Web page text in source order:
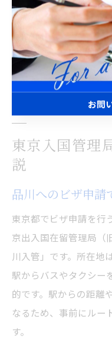
また、東京都には無料
も整備されているため
でも安心して利用でき
窓口を活用し、確実に
トです。
東京入国管理
説
品川へのビザ申請
東京都でビザ申請を行
京出入国在留管理局（
川入管」です。所在地
駅からバスやタクシー
的です。駅からの距離
なるため、事前にルー
す。
お問
お問